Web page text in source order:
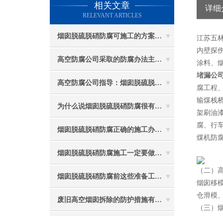
相关文章
RELEVANT ARTICLES
烟囱脱硫脱硝防腐可施工的方案都有哪些？
高空防腐公司采取的防腐办法主要有哪些？
高空防腐公司指导：烟囱脱硫脱硝防腐施工要注意些什么？
为什么说烟囱脱硫脱硝防腐很有必要
烟囱脱硫脱硝防腐正确的施工办法由高空防腐公司说与你听
烟囱脱硫脱硝防腐施工一定要做好防护工作
烟囱脱硫脱硝防腐前这些准备工作要做到位
废旧高空烟囱拆除的防护措施有哪些？
详细
江苏五
内壁探
涂料、
堵漏公
腐工程
输煤栈
架刷油
腐、行
煤机防
（二）
烟囱移
仓滑模
（三）